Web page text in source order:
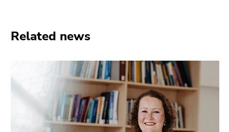
Related news